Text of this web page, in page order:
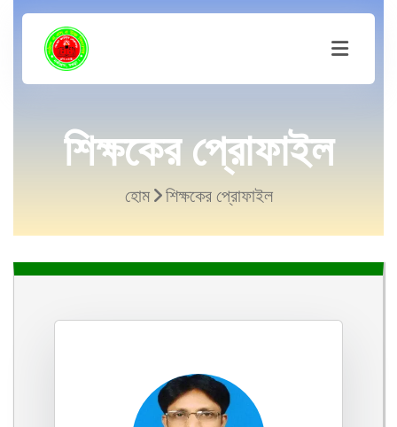
শিক্ষকের প্রোফাইল
হোম শিক্ষকের প্রোফাইল